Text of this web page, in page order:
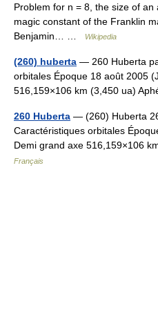
Problem for n = 8, the size of
magic constant of the Franklin
Benjamin… …
Wikipedia
(260) huberta — 260 Huberta
orbitales Époque 18 août 2005
516,159×106 km (3,450 ua)
260 Huberta — (260) Huberta
Caractéristiques orbitales
Demi grand axe 516,159×106
Français